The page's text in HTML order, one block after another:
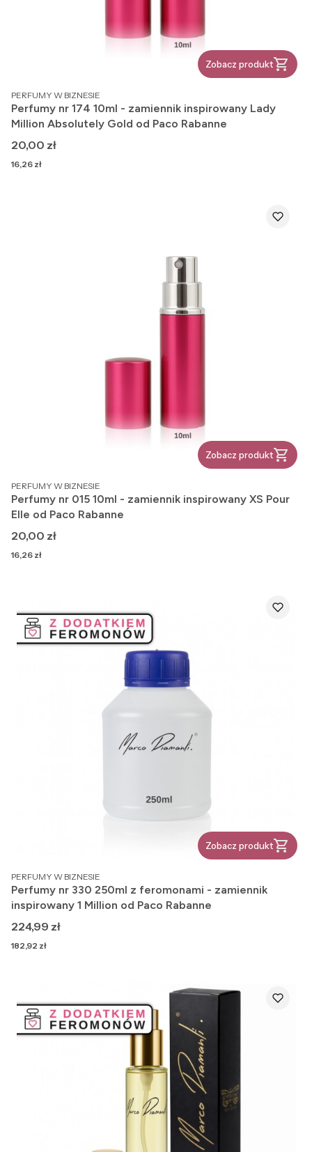
Zobacz produkt
PRODUCENT
PERFUMY W BIZNESIE
Perfumy nr 174 10ml - zamiennik inspirowany Lady
Million Absolutely Gold od Paco Rabanne
Cena
20,00 zł
Cena
16,26 zł
Zobacz produkt
PRODUCENT
PERFUMY W BIZNESIE
Perfumy nr 015 10ml - zamiennik inspirowany XS Pour
Elle od Paco Rabanne
Cena
20,00 zł
Cena
16,26 zł
Zobacz produkt
PRODUCENT
PERFUMY W BIZNESIE
Perfumy nr 330 250ml z feromonami - zamiennik
inspirowany 1 Million od Paco Rabanne
Cena
224,99 zł
Cena
182,92 zł